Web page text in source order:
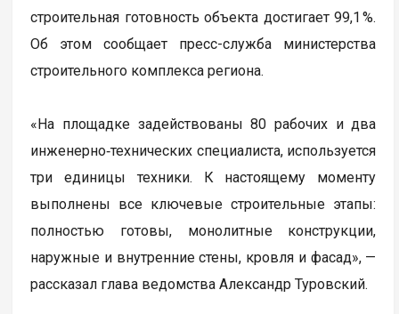
строительная готовность объекта достигает 99,1 %.
Об этом сообщает пресс-служба министерства
строительного комплекса региона.
«На площадке задействованы 80 рабочих и два
инженерно‑технических специалиста, используется
три единицы техники. К настоящему моменту
выполнены все ключевые строительные этапы:
полностью готовы, монолитные конструкции,
наружные и внутренние стены, кровля и фасад», —
рассказал глава ведомства Александр Туровский.